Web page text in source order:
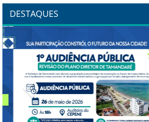
DESTAQUES